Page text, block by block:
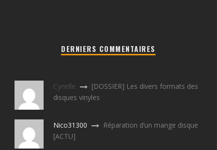
DERNIERS COMMENTAIRES
Cyrielle
[DOSSIER] Les divers formats des
disques vinyles
Nico31300
Réparation d’un mange disque
[ACTU]